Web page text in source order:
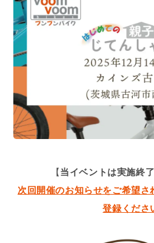
【当イベントは実施終
次回開催のお知らせをご希望
登録くださ